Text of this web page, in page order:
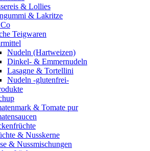
& Lollies
& Lakritze
Teigwaren
Nudeln (Hartweizen)
Dinkel- & Emmernudeln
Lasagne & Tortellini
Nudeln -glutenfrei-
& Tomate pur
& Nusskerne
& Nussmischungen